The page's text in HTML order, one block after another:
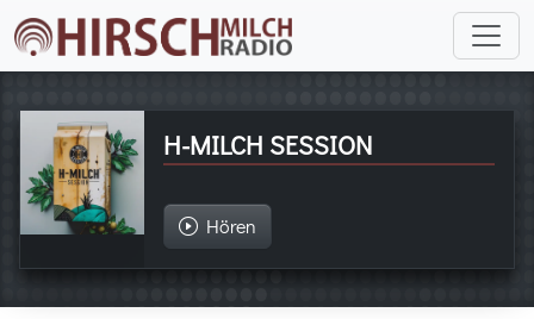
H-MILCH SESSION
Hören